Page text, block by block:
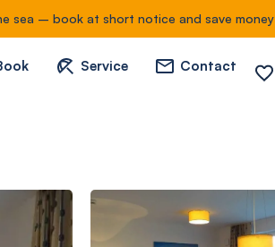
sea – book at short notice and save money
Service Contact